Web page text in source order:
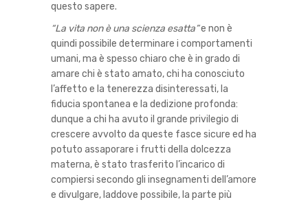
questo sapere.
“La vita non è una scienza esatta”e non è
quindi possibile determinare i comportamenti
umani, ma è spesso chiaro che è in grado di
amare chi è stato amato, chi ha conosciuto
l’affetto e la tenerezza disinteressati, la
fiducia spontanea e la dedizione profonda:
dunque a chi ha avuto il grande privilegio di
crescere avvolto da queste fasce sicure ed ha
potuto assaporare i frutti della dolcezza
materna, è stato trasferito l’incarico di
compiersi secondo gli insegnamenti dell’amore
e divulgare, laddove possibile, la parte più